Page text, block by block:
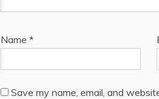
Name *
Save my name, email, and